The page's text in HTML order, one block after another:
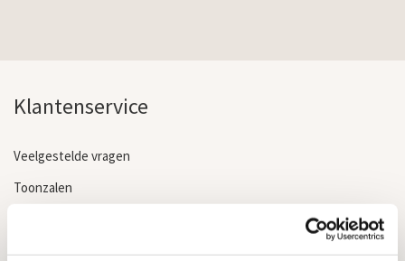
Klantenservice
Veelgestelde vragen
Toonzalen
Kwaliteit